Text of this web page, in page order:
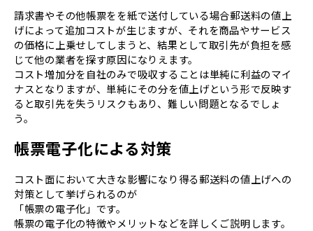
請求書やその他帳票をを紙で送付している場合郵送料の値上
げによって追加コストが生じますが、それを商品やサービス
の価格に上乗せしてしまうと、結果として取引先が負担を感
じて他の業者を探す原因になりえます。
コスト増加分を自社のみで吸収することは単純に利益のマイ
ナスとなりますが、単純にその分を値上げという形で反映す
ると取引先を失うリスクもあり、難しい問題となるでしょ
う。
帳票電子化による対策
コスト面において大きな影響になり得る郵送料の値上げへの
対策として挙げられるのが
「帳票の電子化」です。
帳票の電子化の特徴やメリットなどを詳しくご説明します。